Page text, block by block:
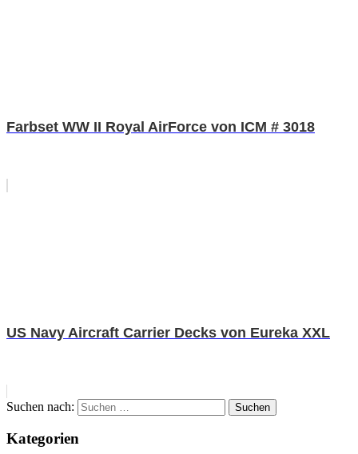
Farbset WW II Royal AirForce von ICM # 3018
US Navy Aircraft Carrier Decks von Eureka XXL
Suchen nach: Suchen
Kategorien